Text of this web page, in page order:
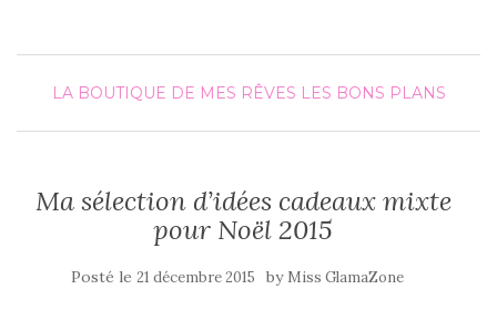
LA BOUTIQUE DE MES RÊVES LES BONS PLANS
Ma sélection d’idées cadeaux mixte
pour Noël 2015
Posté le 21 décembre 2015 by Miss GlamaZone